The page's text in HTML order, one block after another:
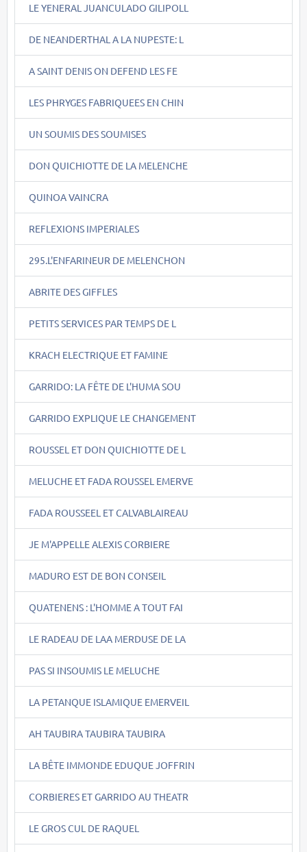
LE YENERAL JUANCULADO GILIPOLL
DE NEANDERTHAL A LA NUPESTE: L
A SAINT DENIS ON DEFEND LES FE
LES PHRYGES FABRIQUEES EN CHIN
UN SOUMIS DES SOUMISES
DON QUICHIOTTE DE LA MELENCHE
QUINOA VAINCRA
REFLEXIONS IMPERIALES
295.L'ENFARINEUR DE MELENCHON
ABRITE DES GIFFLES
PETITS SERVICES PAR TEMPS DE L
KRACH ELECTRIQUE ET FAMINE
GARRIDO: LA FÊTE DE L'HUMA SOU
GARRIDO EXPLIQUE LE CHANGEMENT
ROUSSEL ET DON QUICHIOTTE DE L
MELUCHE ET FADA ROUSSEL EMERVE
FADA ROUSSEEL ET CALVABLAIREAU
JE M'APPELLE ALEXIS CORBIERE
MADURO EST DE BON CONSEIL
QUATENENS : L'HOMME A TOUT FAI
LE RADEAU DE LAA MERDUSE DE LA
PAS SI INSOUMIS LE MELUCHE
LA PETANQUE ISLAMIQUE EMERVEIL
AH TAUBIRA TAUBIRA TAUBIRA
LA BÊTE IMMONDE EDUQUE JOFFRIN
CORBIERES ET GARRIDO AU THEATR
LE GROS CUL DE RAQUEL